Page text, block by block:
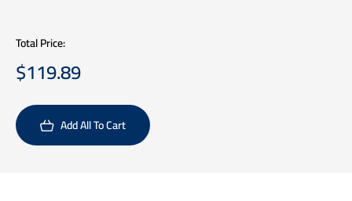
Total Price:
$119.89
Add All To Cart